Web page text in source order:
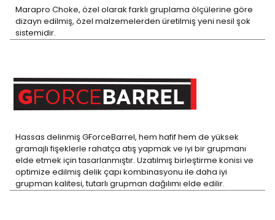
Marapro Choke, özel olarak farklı gruplama ölçülerine göre
dizayn edilmiş, özel malzemelerden üretilmiş yeni nesil şok
sistemidir.
Hassas delinmiş GForceBarrel, hem hafif hem de yüksek
gramajlı fişeklerle rahatça atış yapmak ve iyi bir grupmanı
elde etmek için tasarlanmıştır. Uzatılmış birleştirme konisi ve
optimize edilmiş delik çapı kombinasyonu ile daha iyi
grupman kalitesi, tutarlı grupman dağılımı elde edilir.